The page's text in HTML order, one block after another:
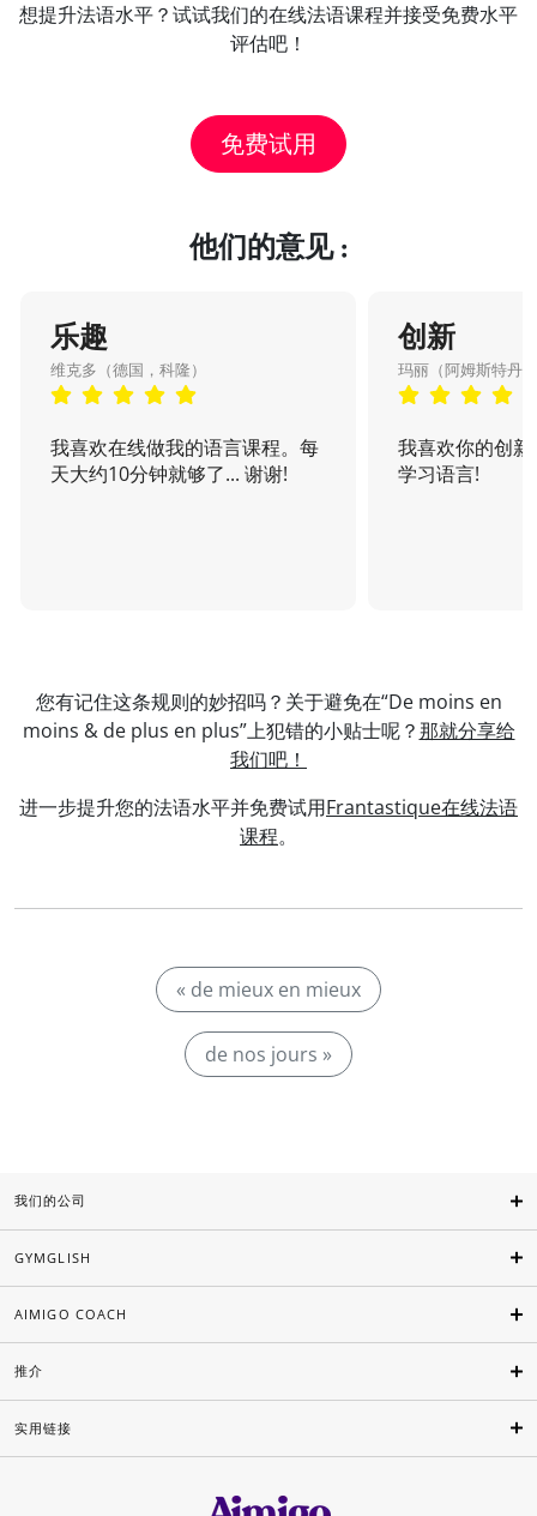
想提升法语水平？试试我们的在线法语课程并接受免费水平
评估吧！
免费试用
他们的意见 :
乐趣
维克多（德国，科隆）
我喜欢在线做我的语言课程。每
天大约10分钟就够了... 谢谢!
创新
玛丽（阿姆斯特丹
我喜欢你的创
学习语言!
您有记住这条规则的妙招吗？关于避免在“De moins en
moins & de plus en plus”上犯错的小贴士呢？那就分享给
我们吧！
进一步提升您的法语水平并免费试用Frantastique在线法语
课程。
« de mieux en mieux
de nos jours »
我们的公司
GYMGLISH
AIMIGO COACH
推介
实用链接